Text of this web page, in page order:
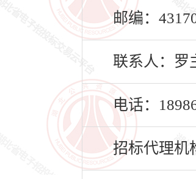
邮编：
联系人：罗
电话：
招标代理机